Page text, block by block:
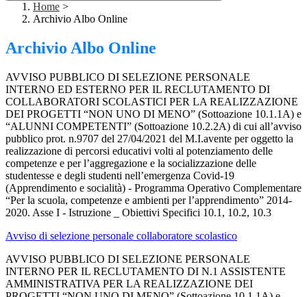
Home >
Archivio Albo Online
Archivio Albo Online
AVVISO PUBBLICO DI SELEZIONE PERSONALE
INTERNO ED ESTERNO PER IL RECLUTAMENTO DI
COLLABORATORI SCOLASTICI PER LA REALIZZAZIONE
DEI PROGETTI “NON UNO DI MENO” (Sottoazione 10.1.1A) e
“ALUNNI COMPETENTI” (Sottoazione 10.2.2A) di cui all’avviso
pubblico prot. n.9707 del 27/04/2021 del M.I.avente per oggetto la
realizzazione di percorsi educativi volti al potenziamento delle
competenze e per l’aggregazione e la socializzazione delle
studentesse e degli studenti nell’emergenza Covid-19
(Apprendimento e socialità) - Programma Operativo Complementare
“Per la scuola, competenze e ambienti per l’apprendimento” 2014-
2020. Asse I - Istruzione _ Obiettivi Specifici 10.1, 10.2, 10.3
Avviso di selezione personale collaboratore scolastico
AVVISO PUBBLICO DI SELEZIONE PERSONALE
INTERNO PER IL RECLUTAMENTO DI N.1 ASSISTENTE
AMMINISTRATIVA PER LA REALIZZAZIONE DEI